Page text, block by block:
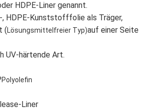
HDPE-Liner genannt.
, HDPE-Kunststofffolie als Träger,
(Lösungsmittelfreier Typ)auf einer Seite
UV-härtende Art.
Polyolefin
Liner